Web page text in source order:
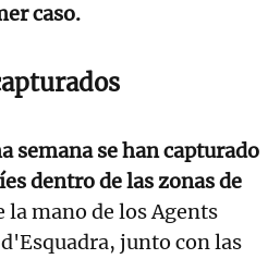
caso.
semana se han capturado
dentro de las zonas de
la mano de los Agents
junto con las